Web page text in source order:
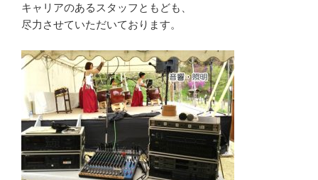
キャリアのあるスタッフともども、
尽力させていただいております。